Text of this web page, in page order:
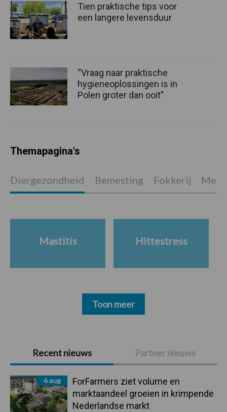
Primaire
Sidebar
Recent nieuws Partner nieuws
6 aug
ForFarmers ziet volume en
marktaandeel groeien in krimpende
Nederlandse markt
Tien praktische tips voor
een langere levensduur
“Vraag naar praktische
hygieneoplossingen is in
Polen groter dan ooit”
Themapagina's
Diergezondheid Bemesting Fokkerij
Mastitis Hittestress
Toon meer